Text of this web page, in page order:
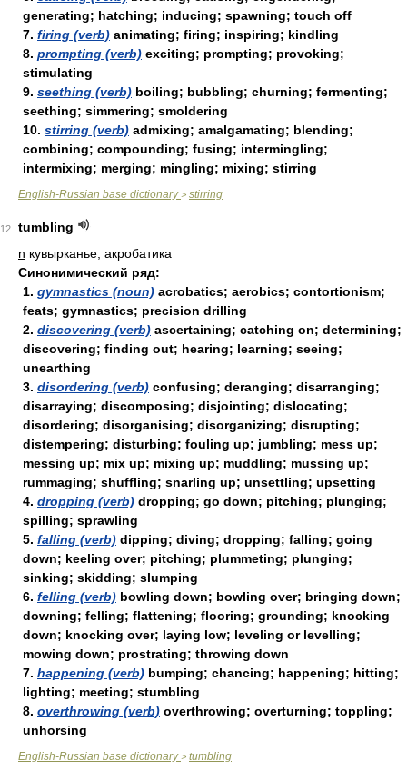
generating; hatching; inducing; spawning; touch off
7. firing (verb) animating; firing; inspiring; kindling
8. prompting (verb) exciting; prompting; provoking;
stimulating
9. seething (verb) boiling; bubbling; churning; fermenting;
seething; simmering; smoldering
10. stirring (verb) admixing; amalgamating; blending;
combining; compounding; fusing; intermingling;
intermixing; merging; mingling; mixing; stirring
English-Russian base dictionary> stirring
12
tumbling
n кувырканье; акробатика
Синонимический ряд:
1. gymnastics (noun) acrobatics; aerobics; contortionism;
feats; gymnastics; precision drilling
2. discovering (verb) ascertaining; catching on; determining;
discovering; finding out; hearing; learning; seeing;
unearthing
3. disordering (verb) confusing; deranging; disarranging;
disarraying; discomposing; disjointing; dislocating;
disordering; disorganising; disorganizing; disrupting;
distempering; disturbing; fouling up; jumbling; mess up;
messing up; mix up; mixing up; muddling; mussing up;
rummaging; shuffling; snarling up; unsettling; upsetting
4. dropping (verb) dropping; go down; pitching; plunging;
spilling; sprawling
5. falling (verb) dipping; diving; dropping; falling; going
down; keeling over; pitching; plummeting; plunging;
sinking; skidding; slumping
6. felling (verb) bowling down; bowling over; bringing down;
downing; felling; flattening; flooring; grounding; knocking
down; knocking over; laying low; leveling or levelling;
mowing down; prostrating; throwing down
7. happening (verb) bumping; chancing; happening; hitting;
lighting; meeting; stumbling
8. overthrowing (verb) overthrowing; overturning; toppling;
unhorsing
English-Russian base dictionary> tumbling